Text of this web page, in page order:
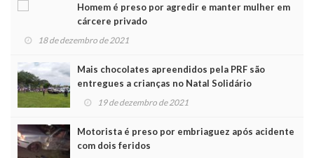
Homem é preso por agredir e manter mulher em
cárcere privado
18 de dezembro de 2021
Mais chocolates apreendidos pela PRF são
entregues a crianças no Natal Solidário
19 de dezembro de 2021
Motorista é preso por embriaguez após acidente
com dois feridos